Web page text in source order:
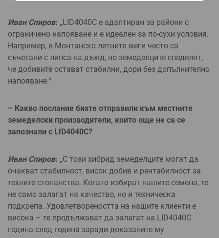
Иван Спиров: „LID4040C е адаптиран за райони с
ограничено напояване и е идеален за по-сухи условия.
Например, в Монтанско летните жеги често са
съчетани с липса на дъжд, но земеделците споделят,
че добивите остават стабилни, дори без допълнително
напояване.“
– Какво послание бихте отправили към местните
земеделски производители, които още не са се
запознали с LID4040C?
Иван Спиров: „С този хибрид земеделците могат да
очакват стабилност, висок добив и рентабилност за
техните стопанства. Когато избират нашите семена, те
не само залагат на качество, но и техническа
подкрепа. Удовлетвореността на нашите клиенти е
висока – те продължават да залагат на LID4040C
година след година заради доказаните му